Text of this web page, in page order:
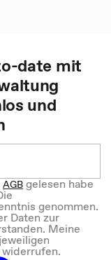
date mit
und
AGBgelesen habe
genommen.
Daten zur
Meine